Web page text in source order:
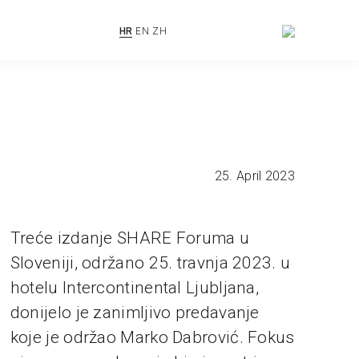
HR EN ZH
25. April 2023
Treće izdanje SHARE Foruma u
Sloveniji, održano 25. travnja 2023. u
hotelu Intercontinental Ljubljana,
donijelo je zanimljivo predavanje
koje je održao Marko Dabrović. Fokus